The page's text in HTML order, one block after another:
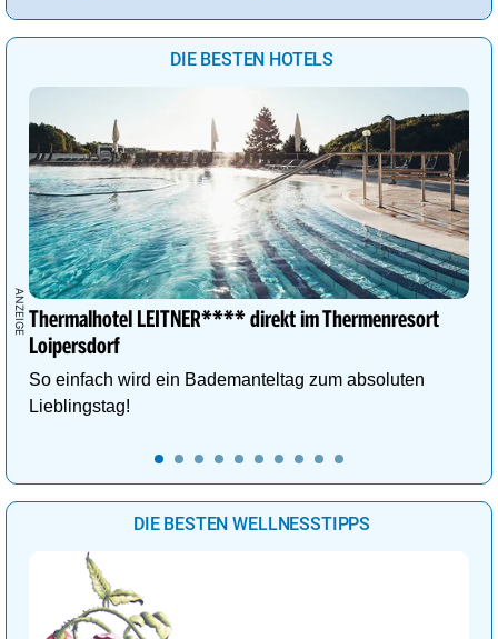
DIE BESTEN HOTELS
Thermalhotel LEITNER**** direkt im Thermenresort
Loipersdorf
So einfach wird ein Bademanteltag zum absoluten
Lieblingstag!
DIE BESTEN WELLNESSTIPPS